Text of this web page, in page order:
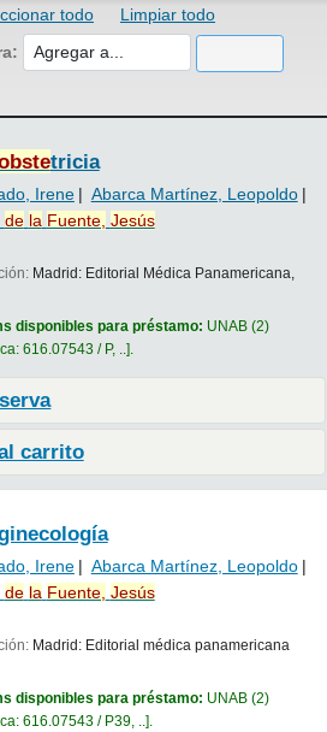
todo
Limpiar todo
tricia
Irene
Abarca Martínez, Leopoldo
de la Fuente, Jesús
Madrid: Editorial Médica Panamericana,
disponibles para préstamo: UNAB(2)
616.07543 / P, .. .
carrito
Irene
Abarca Martínez, Leopoldo
de la Fuente, Jesús
Madrid: Editorial médica panamericana
disponibles para préstamo: UNAB(2)
616.07543 / P39, .. .